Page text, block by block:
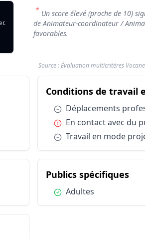
/ Animatrice-coordinatrice de
coordinatrice de formation
/ Animatrice-coordinatrice de
* Un score élevé (proche de 10)
de Animateur-coordinateur /
favorables.
Source : Évaluation multicritères
coordinatrice de formation
Facteur d'influence
Impact
Neutre
professionnels
Neutre
avec du public
Contrainte
mode projet
de formation
Avantage
Avantage
/ Animatrice-
Conditions de travail
Condition :
Déplacements
Condition :
En contact avec du
Condition :
Travail en mode
/ Animatrice-coordinatrice
Publics spécifiquesdu
Condition :
Adultes
Animatrice-coordinatrice de